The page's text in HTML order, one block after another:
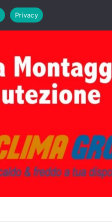
PRIMA ACCENSIONE CALDAIE
Privacy